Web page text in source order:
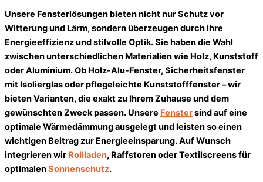
Unsere Fensterlösungen bieten nicht nur Schutz vor
Witterung und Lärm, sondern überzeugen durch ihre
Energieeffizienz und stilvolle Optik. Sie haben die Wahl
zwischen unterschiedlichen Materialien wie Holz, Kunststoff
oder Aluminium. Ob Holz-Alu-Fenster, Sicherheitsfenster
mit Isolierglas oder pflegeleichte Kunststofffenster – wir
bieten Varianten, die exakt zu Ihrem Zuhause und dem
gewünschten Zweck passen. Unsere Fenstersind auf eine
optimale Wärmedämmung ausgelegt und leisten so einen
wichtigen Beitrag zur Energieeinsparung. Auf Wunsch
integrieren wir Rollladen, Raffstoren oder Textilscreens für
optimalenSonnenschutz.